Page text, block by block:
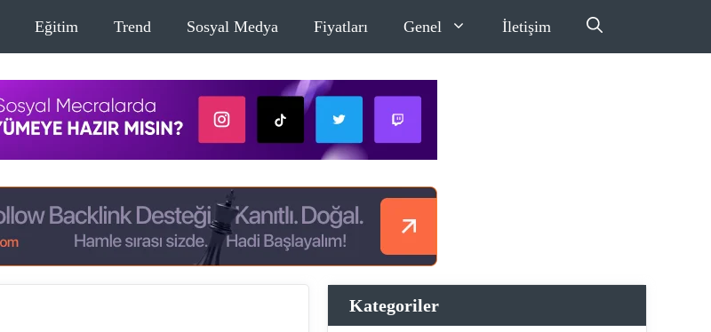
Eğitim Trend Sosyal Medya Fiyatları Genel İletişim
Kategoriler